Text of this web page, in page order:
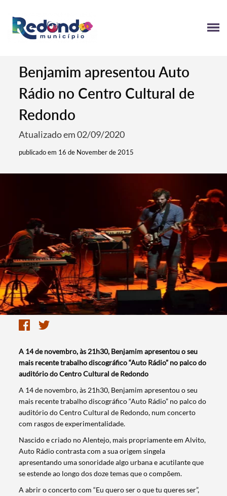
Benjamim apresentou Auto
Rádio no Centro Cultural de
Redondo
Atualizado em 02/09/2020
publicado em 16 de November de 2015
​A 14 de novembro, às 21h30, Benjamim apresentou o seu
mais recente trabalho discográfico “Auto Rádio” no palco do
auditório do Centro Cultural de Redondo
​A 14 de novembro, às 21h30, Benjamim apresentou o seu
mais recente trabalho discográfico “Auto Rádio” no palco do
auditório do Centro Cultural de Redondo, num concerto
com rasgos de experimentalidade.
Nascido e criado no Alentejo, mais propriamente em Alvito,
Auto Rádio contrasta com a sua origem singela
apresentando uma sonoridade algo urbana e acutilante que
se estende ao longo dos doze temas que o compõem.
A abrir o concerto com “Eu quero ser o que tu queres ser”,